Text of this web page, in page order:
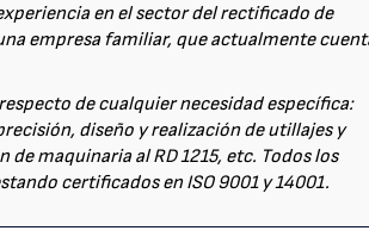
en el sector del rectificado de
empresa familiar, que actualmente
de cualquier necesidad específica:
diseño y realización de utillajes y
maquinaria al RD 1215, etc. Todos los
certificados en ISO 9001 y 14001.